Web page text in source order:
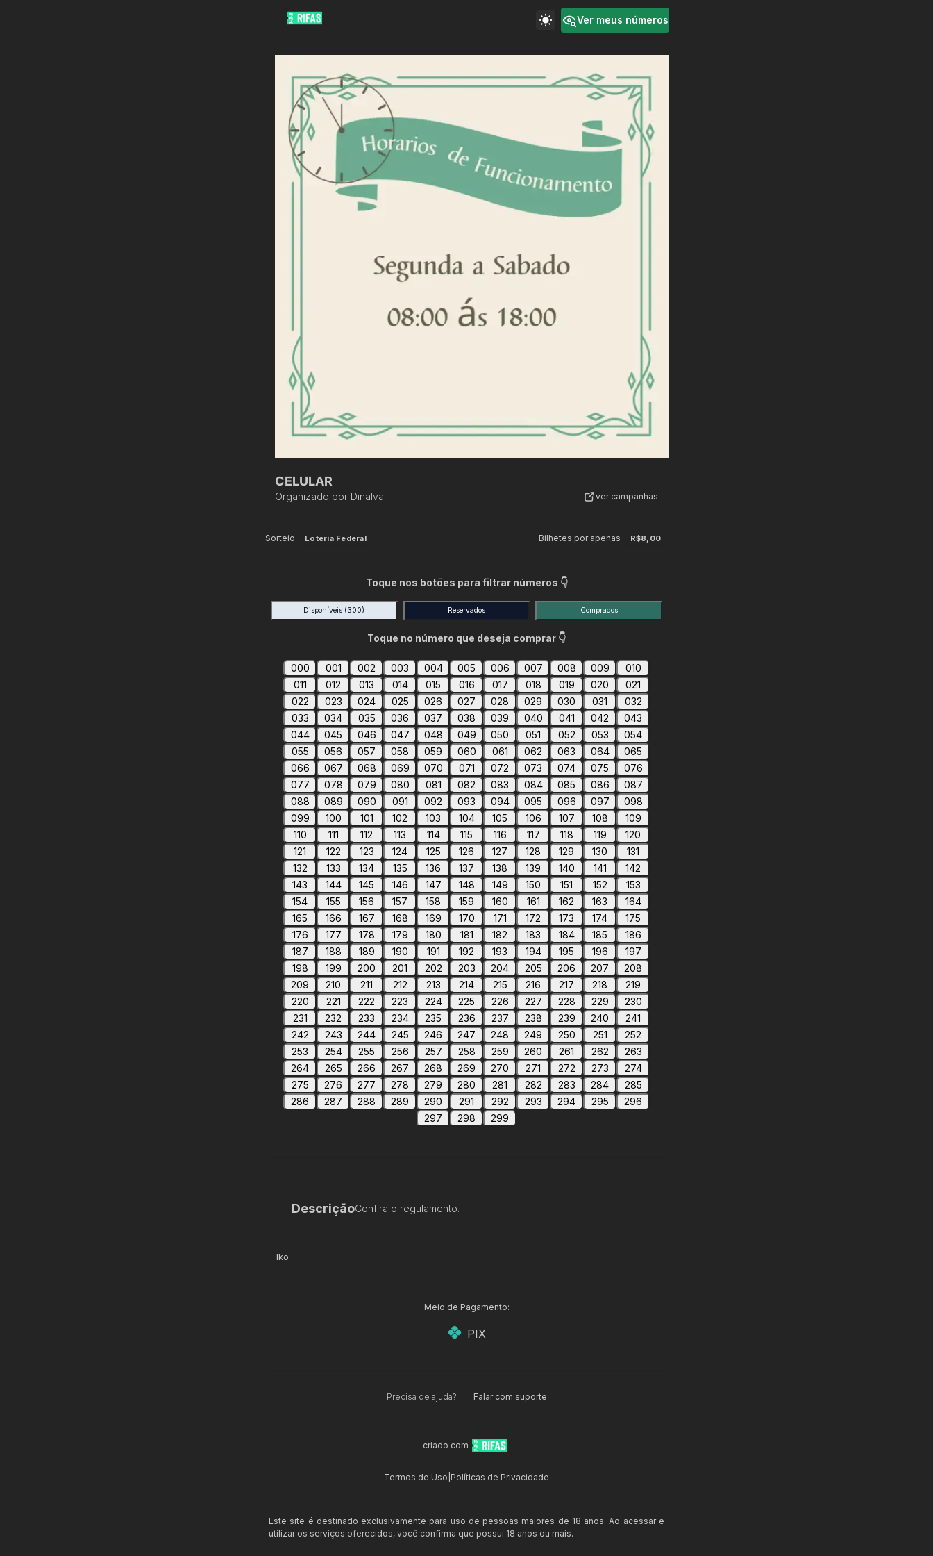
Ver meus números
CELULAR
Organizado por Dinalva ver campanhas
Sorteio Loteria Federal Bilhetes por apenas R$8,00
Toque nos botões para filtrar números 👇
Disponíveis (300) Reservados Comprados
Toque no número que deseja comprar 👇
000 001 002 003 004 005 006 007 008 009
010
011
012 013 014 015 016 017 018 019 020
021
022
023 024 025 026 027 028 029 030 031
032
033
034 035 036 037 038 039 040 041 042
043
044
045 046 047 048 049 050 051 052 053
054
055
056 057 058 059 060 061 062 063 064
065
066
067 068 069 070 071 072 073 074 075
076
077
078 079 080 081 082 083 084 085 086
087
088
089 090 091 092 093 094 095 096 097
098
099
100 101 102 103 104 105 106 107 108
109
110
111 112 113 114 115 116 117 118 119
120
121
122 123 124 125 126 127 128 129 130
131
132
133 134 135 136 137 138 139 140 141
142
143
144 145 146 147 148 149 150 151 152
153
154
155 156 157 158 159 160 161 162 163
164
165
166 167 168 169 170 171 172 173 174
175
176
177 178 179 180 181 182 183 184 185
186
187
188 189 190 191 192 193 194 195 196
197
198
199 200 201 202 203 204 205 206 207
208
209
210 211 212 213 214 215 216 217 218
219
220
221 222 223 224 225 226 227 228 229
230
231
232 233 234 235 236 237 238 239 240
241
242
243 244 245 246 247 248 249 250 251
252
253
254 255 256 257 258 259 260 261 262
263
264
265 266 267 268 269 270 271 272 273
274
275
276 277 278 279 280 281 282 283 284
285
286
287 288 289 290 291 292 293 294 295
296
297
298 299
DescriçãoConfira o regulamento.
lko
Meio de Pagamento:
PIX
Precisa de ajuda? Falar com suporte
criado com
Termos de Uso Políticas de Privacidade
Este site é destinado exclusivamente para uso de pessoas maiores de 18 anos. Ao acessar e
utilizar os serviços oferecidos, você confirma que possui 18 anos ou mais.